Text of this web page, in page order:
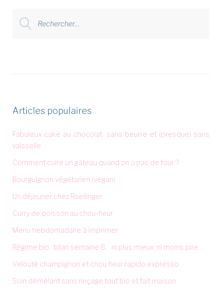
Articles populaires
Fabuleux cake au chocolat, sans beurre et (presque) sans
vaisselle
Comment cuire un gâteau quand on a pas de four ?
Bourguignon végétarien (vegan)
Un déjeuner chez Roellinger
Curry de poisson au chou-fleur
Menu hebdomadaire à imprimer
Régime bio : bilan semaine 8... ni plus mieux, ni moins pire...
Velouté champignon et chou fleur rapido expresso
Soin démêlant sans rinçage tout bio et fait maison